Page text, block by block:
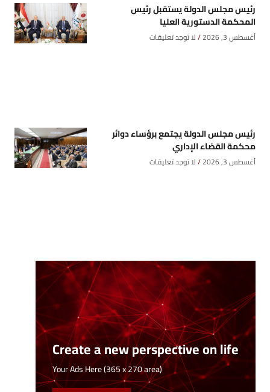
رئيس مجلس الدولة يستقبل رئيس
المحكمة الدستورية العليا
أغسطس 3, 2026 لا توجد تعليقات
رئيس مجلس الدولة يجتمع برؤساء دوائر
محكمة القضاء الإداري
أغسطس 3, 2026 لا توجد تعليقات
Create a new perspective on life
Your Ads Here (365 x 270 area)